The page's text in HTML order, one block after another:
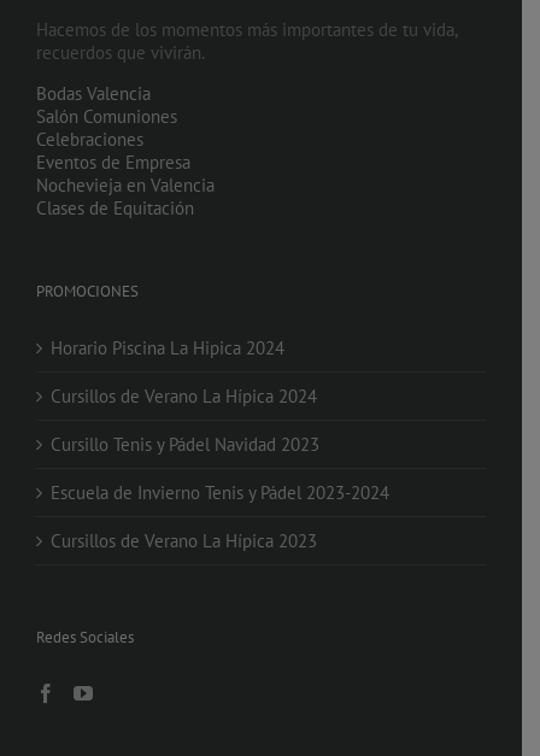
Hacemos de los momentos más importantes de tu vida,
recuerdos que vivirán.
Bodas Valencia
Salón Comuniones
Celebraciones
Eventos de Empresa
Nochevieja en Valencia
Clases de Equitación
PROMOCIONES
Horario Piscina La Hipica 2024
Cursillos de Verano La Hípica 2024
Cursillo Tenis y Pádel Navidad 2023
Escuela de Invierno Tenis y Pádel 2023-2024
Cursillos de Verano La Hípica 2023
Redes Sociales